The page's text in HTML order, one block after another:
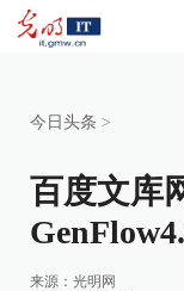
今日头条 >
百度文库
来源： 光明网